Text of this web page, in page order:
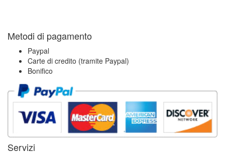
Metodi di pagamento
Paypal
Carte di credito (tramite Paypal)
Bonifico
Servizi